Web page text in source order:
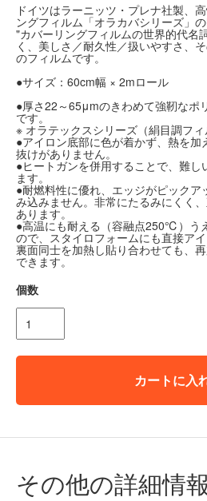
ドイツはラーニッツ・プレナ社製、
ングフィルム「オラカバシリーズ」
"カバーリングフィルムの世界的代名
く、美しさ／耐久性／扱いやすさ、
のフィルムです。
●サイズ：60cm幅 × 2mロール
●厚さ22～65μmのきわめて強靭なポ
です。
※ オラテックスシリーズ（絹目調フィ
●アイロン底部に色が着かず、熱を
抜けがありません。
●ヒートガンを併用することで、難
ます。
●耐燃料性に優れ、エッジがピックア
み込みません。非常にたるみにくく
あります。
●高温にも耐える（容融点250℃）う
ので、スタイロフォームにも直接アイ
裏面同士を加熱し貼り合わせても、
できます。
個数
カートに入
その他の詳細情報